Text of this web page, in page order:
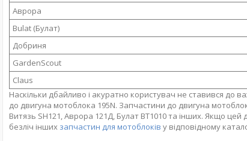
Аврора
Bulat (Булат)
Добриня
GardenScout
Claus
Наскільки дбайливо і акуратно користувач не ставився до
до двигуна мотоблока 195N. Запчастини до двигуна
Витязь SH121, Аврора 121Д, Булат ВТ1010 та інших. Якщо
безліч інших запчастин для мотоблоків у відповідному